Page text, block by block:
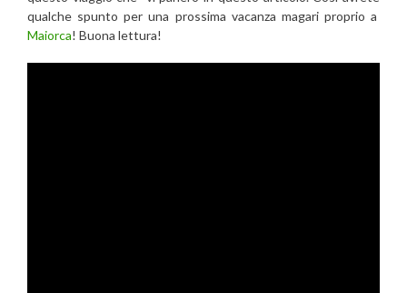
qualche spunto per una prossima vacanza magari proprio a
Maiorca! Buona lettura!